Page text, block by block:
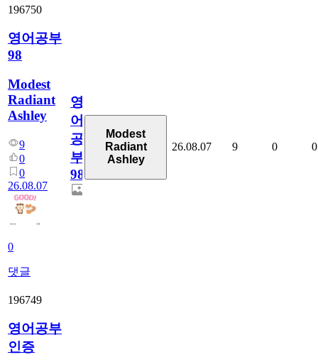
196750
영어공부
98
Modest
Radiant
Ashley
9
0
0
26.08.07
0
댓글
영
어
공
부
98
Modest
Radiant
Ashley
26.08.07 9 0 0
196749
영어공부
인증